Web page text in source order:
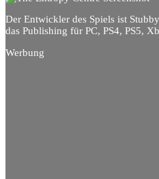
Der Entwickler des Spiels ist
das Publishing für PC, PS4, PS5,
Werbung